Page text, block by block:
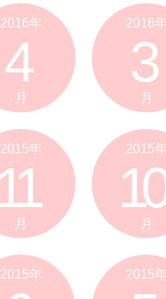
2016年
4
月
2016
3
月
2015年
月
2015
10
月
2015年 2015